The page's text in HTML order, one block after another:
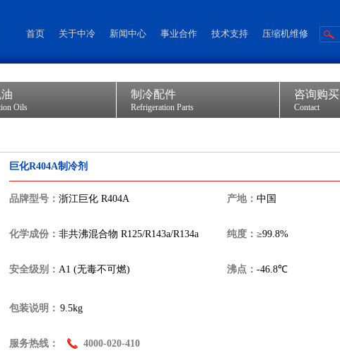
首页 关于中冷 新闻中心 事业合作 技术支持 压缩机维修
Oils
制冷配件
Refrigeration Parts
咨询购买
Contact
巨化R404A制冷剂
品牌型号： 浙江巨化 R404A 产地： 中国
化学成份： 非共沸混合物 R125/R143a/R134a 纯度： ≥99.8%
安全级别： A1 (无毒不可燃) 沸点： -46.8℃
包装说明： 9.5kg
服务热线： 4000-020-410